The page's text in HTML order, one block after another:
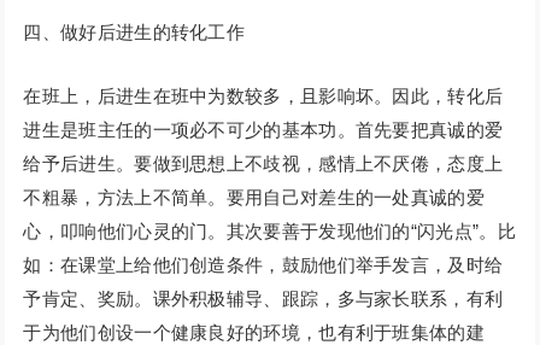
四、做好后进生的转化工作
在班上，后进生在班中为数较多，且影响坏。因此，转化后
进生是班主任的一项必不可少的基本功。首先要把真诚的爱
给予后进生。要做到思想上不歧视，感情上不厌倦，态度上
不粗暴，方法上不简单。要用自己对差生的一处真诚的爱
心，叩响他们心灵的门。其次要善于发现他们的“闪光点”。比
如：在课堂上给他们创造条件，鼓励他们举手发言，及时给
予肯定、奖励。课外积极辅导、跟踪，多与家长联系，有利
于为他们创设一个健康良好的环境，也有利于班集体的建